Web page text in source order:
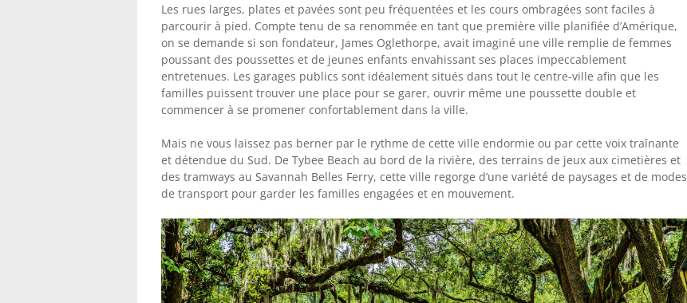
Les rues larges, plates et pavées sont peu fréquentées et les cours ombragées sont faciles à
parcourir à pied. Compte tenu de sa renommée en tant que première ville planifiée d’Amérique,
on se demande si son fondateur, James Oglethorpe, avait imaginé une ville remplie de femmes
poussant des poussettes et de jeunes enfants envahissant ses places impeccablement
entretenues. Les garages publics sont idéalement situés dans tout le centre-ville afin que les
familles puissent trouver une place pour se garer, ouvrir même une poussette double et
commencer à se promener confortablement dans la ville.
Mais ne vous laissez pas berner par le rythme de cette ville endormie ou par cette voix traînante
et détendue du Sud. De Tybee Beach au bord de la rivière, des terrains de jeux aux cimetières et
des tramways au Savannah Belles Ferry, cette ville regorge d’une variété de paysages et de modes
de transport pour garder les familles engagées et en mouvement.